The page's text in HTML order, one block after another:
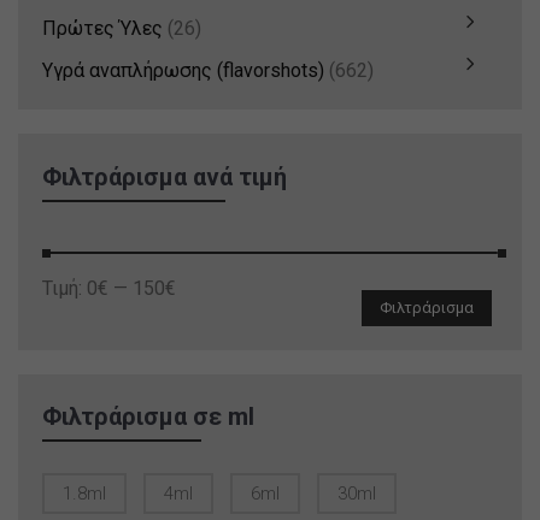
Πρώτες Ύλες (26)
Υγρά αναπλήρωσης (flavorshots) (662)
Φιλτράρισμα ανά τιμή
Ελάχιστη
Μέγιστη
Φιλτράρισμα
Τιμή: 0€ — 150€
Φιλτράρισμα σε ml
1.8ml 4ml 6ml 30ml